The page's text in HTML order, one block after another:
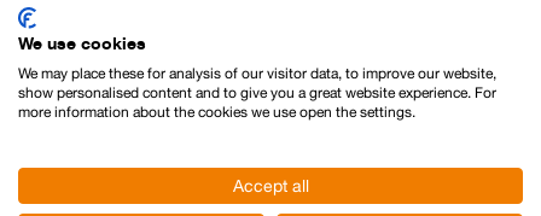
We use cookies
We may place these for analysis of our visitor data, to improve our website,
show personalised content and to give you a great website experience. For
more information about the cookies we use open the settings.
Accept all